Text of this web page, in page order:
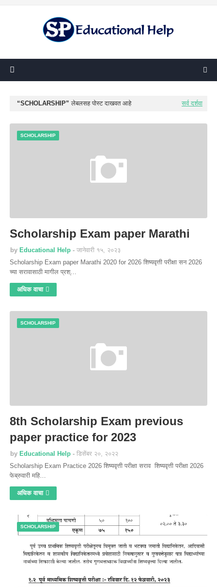
SCHOLARSHIP लेबलसह पोस्ट दाखवत आहे सर्व दर्शवा
SCHOLARSHIP
Scholarship Exam paper Marathi
by Educational Help
जानेवारी १५, २०२३
Scholarship Exam paper Marathi 2020 for 2026 शिष्यवृत्ती परीक्षा सन 2026
च्या सरावासाठी मागील प्रश्…
अधिक वाचा
SCHOLARSHIP
8th Scholarship Exam previous
paper practice for 2023
by Educational Help
डिसेंबर २०, २०२२
Scholarship Exam Practice 2026 शिष्यवृत्ती परीक्षा सराव शिष्यवृत्ती परीक्षा 2026
फेब्रुवारी महि…
अधिक वाचा
SCHOLARSHIP